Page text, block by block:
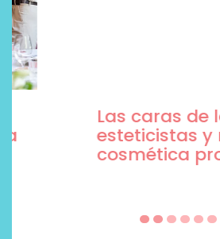
Las caras de la
esteticistas y
cosmética